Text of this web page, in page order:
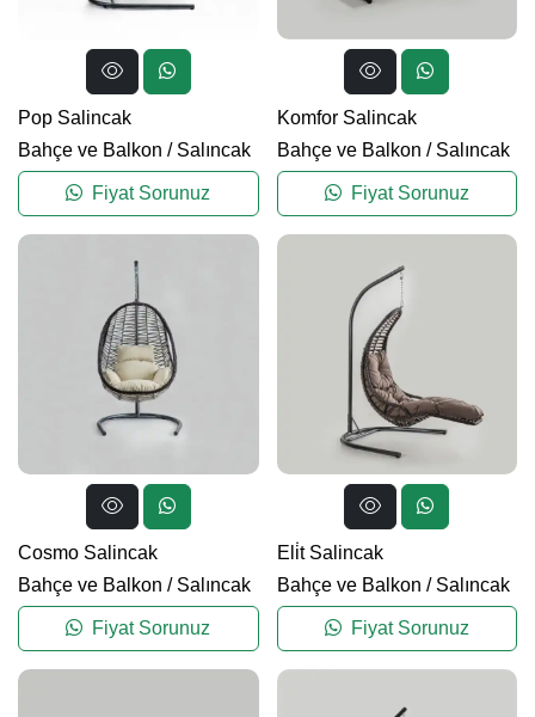
Pop Salincak
Bahçe ve Balkon / Salıncak
Fiyat Sorunuz
Komfor Salincak
Bahçe ve Balkon / Salıncak
Fiyat Sorunuz
Cosmo Salincak
Bahçe ve Balkon / Salıncak
Fiyat Sorunuz
Eli̇t Salincak
Bahçe ve Balkon / Salıncak
Fiyat Sorunuz